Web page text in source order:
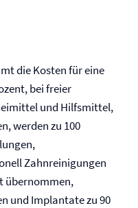
die Kosten für eine
bei freier
und Hilfsmittel,
werden zu 100
Zahnreinigungen
übernommen,
und Implantate zu 90